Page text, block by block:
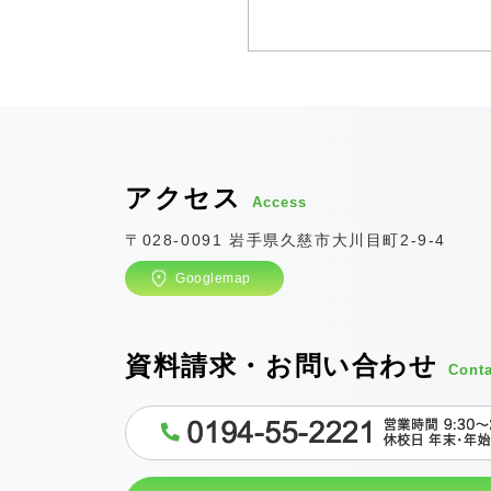
アクセス Access
〒028-0091 岩手県久慈市大川目町2-9-4
Googlemap
資料請求・お問い合わせ